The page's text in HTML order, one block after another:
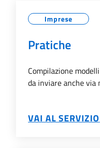
Imprese
Pratiche
Compilazione
da inviare anche via
VAI AL SERVIZIO